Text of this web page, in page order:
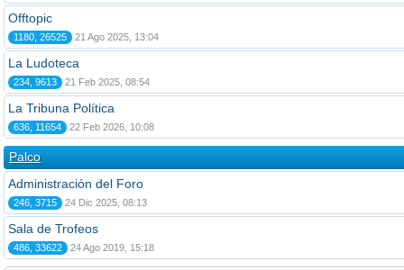
Offtopic
1180, 26525 21 Ago 2025, 13:04
La Ludoteca
234, 9613 21 Feb 2025, 08:54
La Tribuna Política
636, 11654 22 Feb 2026, 10:08
Palco
Administración del Foro
246, 3715 24 Dic 2025, 08:13
Sala de Trofeos
486, 33622 24 Ago 2019, 15:18